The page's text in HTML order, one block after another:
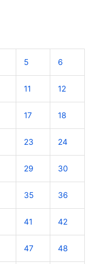
5 6
11 12
17 18
23 24
29 30
35 36
41 42
47 48